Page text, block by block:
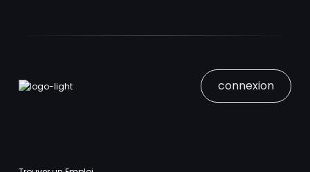
connexion